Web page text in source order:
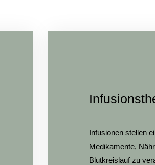
Infusionen stellen
Medikamente,
Blutkreislauf zu